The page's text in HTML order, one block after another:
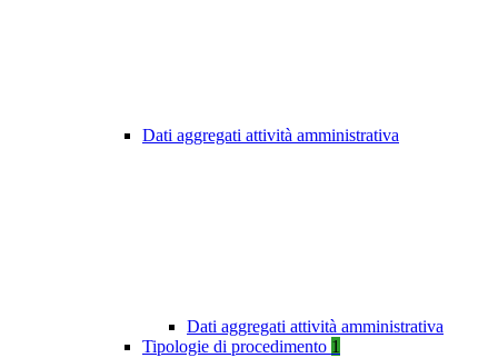
Dati aggregati attività amministrativa
Dati aggregati attività amministrativa
Tipologie di procedimento 1